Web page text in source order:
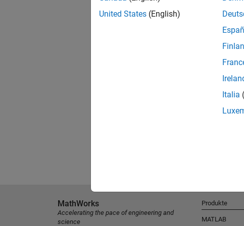
United States (English)
Italia
MathWorks
Accelerating the pace of engineering and
science
Produkte
MATLAB